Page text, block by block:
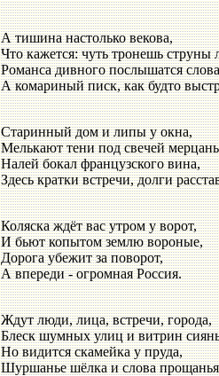
А тишина настолько векова,
Что кажется: чуть тронешь струны
Романса дивного послышатся
А комариный писк, как будто
Старинный дом и липы у окна,
Мелькают тени под свечей
Налей бокал французского вина,
Здесь кратки встречи, долги
Коляска ждёт вас утром у ворот,
И бьют копытом землю вороные,
Дорога убежит за поворот,
А впереди - огромная Россия.
Ждут люди, лица, встречи, города,
Блеск шумных улиц и витрин
Но видится скамейка у пруда,
Шуршанье шёлка и слова